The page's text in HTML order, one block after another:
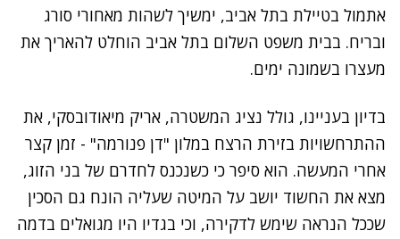
אתמול בטיילת בתל אביב, ימשיך לשהות מאחורי סורג
ובריח. בבית משפט השלום בתל אביב הוחלט להאריך את
מעצרו בשמונה ימים.
בדיון בעניינו, גולל נציג המשטרה, אריק מיאודובסקי, את
ההתרחשויות בזירת הרצח במלון "דן פנורמה" - זמן קצר
אחרי המעשה. הוא סיפר כי כשנכנס לחדרם של בני הזוג,
מצא את החשוד יושב על המיטה שעליה הונח גם הסכין
שככל הנראה שימש לדקירה, וכי בגדיו היו מגואלים בדמה